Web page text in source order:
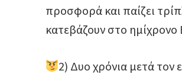
προσφορά και παίζει
κατεβάζουν στο ημίχρονο
2) Δυο χρόνια μετά τον